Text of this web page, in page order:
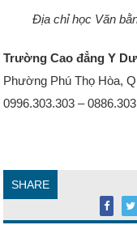
Địa chỉ học Văn
Trường Cao đẳng Y
Phường Phú Thọ Hòa,
0996.303.303 –
SHARE